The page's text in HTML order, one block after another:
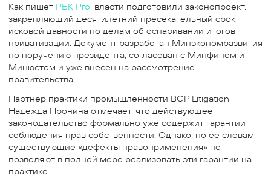
Как пишет РБК Pro, власти подготовили законопроект,
закрепляющий десятилетний пресекательный срок
исковой давности по делам об оспаривании итогов
приватизации. Документ разработан Минэкономразвития
по поручению президента, согласован с Минфином и
Минюстом и уже внесен на рассмотрение
правительства.
Партнер практики промышленности BGP Litigation
Надежда Пронина отмечает, что действующее
законодательство формально уже содержит гарантии
соблюдения прав собственности. Однако, по ее словам,
существующие «дефекты правоприменения» не
позволяют в полной мере реализовать эти гарантии на
практике.